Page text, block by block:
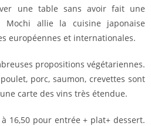
une table sans avoir fait une
Mochi allie la cuisine japonaise
européennes et internationales.
propositions végétariennes.
porc, saumon, crevettes sont
carte des vins très étendue.
16,50 pour entrée + plat+ dessert.